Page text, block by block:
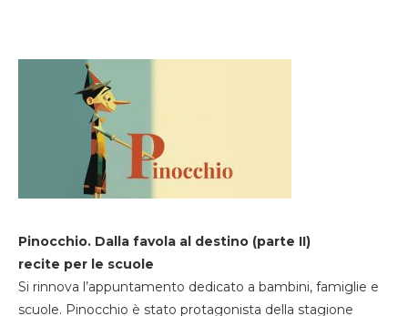
Pinocchio. Dalla favola al destino (parte II)
recite per le scuole
Si rinnova l’appuntamento dedicato a bambini, famiglie e
scuole. Pinocchio è stato protagonista della stagione